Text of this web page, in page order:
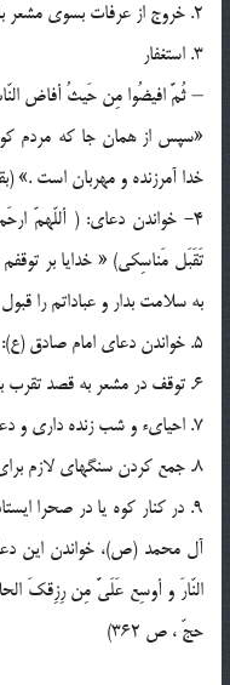
2. خروج از عرفات بسوی مشعر با آرامش
3. استغفار
– ثُمَّ افیضُوا مِن حَیثُ أفاض
«سپس از همان جا که مردم
خدا آمرزنده و مهربان است .» (بقره
4- خواندن دعای: ( أللّهمّ
تَقَبَل مَناسِکی) « خدایا بر
به سلامت بدار و عباداتم را قبول
5. خواندن دعای امام صادق (ع): (أللّهمّ أعتِقنی مِنَ النّار)
6. توقف در مشعر به قصد تقرب به خدا.
7. احیایء و شب زنده داری و دعا در شب عید قربان در مشعر.
8. جمع کردن سنگهای لازم برای رمی جمرات
9. در کنار کوه یا در صحرا
آل محمد (ص)، خواندن این
النّارَ و أوسِع عَلَیَّ مِن رِزِقکَ
حجّ ، ص 362)